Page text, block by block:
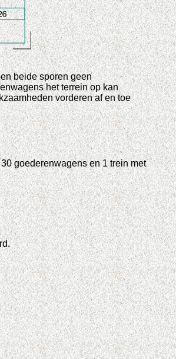
beide sporen geen
het terrein op kan
vorderen af en toe
goederenwagens en 1 trein met